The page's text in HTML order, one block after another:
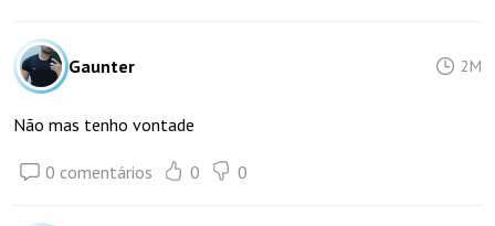
Gaunter 2M
Não mas tenho vontade
0 comentários 0 0